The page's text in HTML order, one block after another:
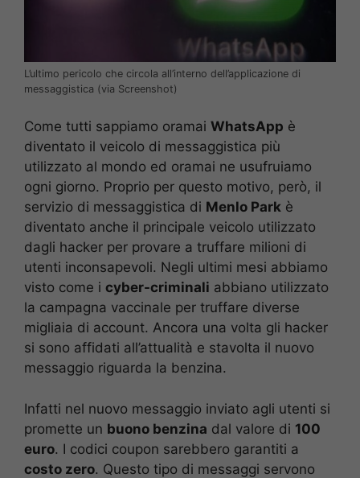
L’ultimo pericolo che circola all’interno dell’applicazione di
messaggistica (via Screenshot)
Come tutti sappiamo oramai WhatsApp è
diventato il veicolo di messaggistica più
utilizzato al mondo ed oramai ne usufruiamo
ogni giorno. Proprio per questo motivo, però, il
servizio di messaggistica di Menlo Park è
diventato anche il principale veicolo utilizzato
dagli hacker per provare a truffare milioni di
utenti inconsapevoli. Negli ultimi mesi abbiamo
visto come i cyber-criminali abbiano utilizzato
la campagna vaccinale per truffare diverse
migliaia di account. Ancora una volta gli hacker
si sono affidati all’attualità e stavolta il nuovo
messaggio riguarda la benzina.
Infatti nel nuovo messaggio inviato agli utenti si
promette un buono benzina dal valore di 100
euro. I codici coupon sarebbero garantiti a
costo zero. Questo tipo di messaggi servono